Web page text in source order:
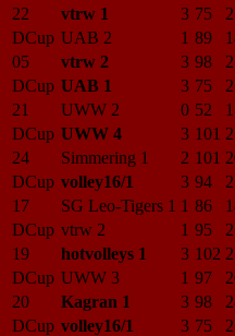
22
vtrw 1 3 75
DCup UAB 2 1 89
05
vtrw 2 3 98
DCup UAB 1 3 75
21
UWW 2 0 52
DCup UWW 4 3 101
24
Simmering 1 2 101
DCup volley16/1 3 94
17
SG Leo-Tigers 1 1 86
DCup vtrw 2 1 95
19
hotvolleys 1 3 102
DCup UWW 3 1 97
20
Kagran 1 3 98
DCup volley16/1 3 75